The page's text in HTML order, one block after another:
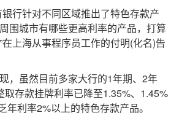
行针对不同区域推出了特色存款产
围城市有哪些更高利率的产品，打算
在上海从事程序员工作的付明(化名)告
虽然目前多家大行的1年期、2年
取存款挂牌利率已降至1.35%、1.45%
年利率2%以上的特色存款产品。